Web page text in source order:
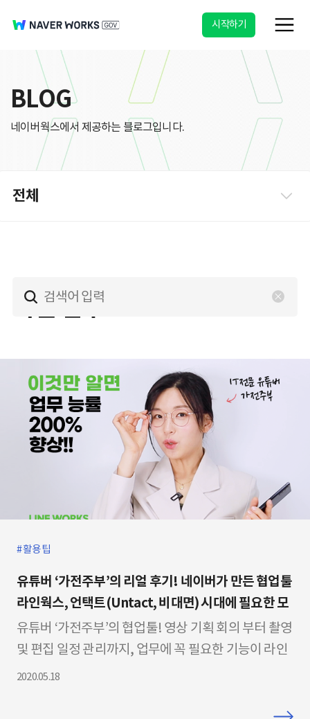
시작하기
BLOG
네이버웍스에서 제공하는 블로그입니다.
전체
파일 첨부
활용팁
유튜버 ‘가전주부’의 리얼 후기! 네이버가 만든 협업툴
라인웍스, 언택트(Untact, 비대면) 시대에 필요한 모
든 협업기능을 제공합니다.
유튜버 ‘가전주부’의 협업툴! 영상 기획 회의 부터 촬영
및 편집 일정 관리까지, 업무에 꼭 필요한 기능이 라인
웍스 모바일앱 하나에! 직장 동료와의 협업도 라인웍
실제 사용 리뷰를 확인해 보세요! 업무 생산성을 높이
2020.05.18